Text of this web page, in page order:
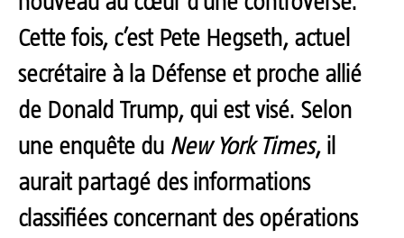
Cette fois, c’est Pete Hegseth, actuel
secrétaire à la Défense et proche allié
de Donald Trump, qui est visé. Selon
une enquête du New York Times, il
aurait partagé des informations
classifiées concernant des opérations